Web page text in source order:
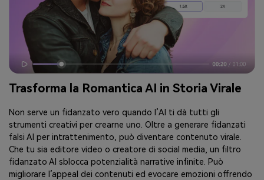
Trasforma la Romantica AI in Storia Virale
Non serve un fidanzato vero quando l’AI ti dà tutti gli
strumenti creativi per crearne uno. Oltre a generare fidanzati
falsi AI per intrattenimento, può diventare contenuto virale.
Che tu sia editore video o creatore di social media, un filtro
fidanzato AI sblocca potenzialità narrative infinite. Può
migliorare l’appeal dei contenuti ed evocare emozioni offrendo